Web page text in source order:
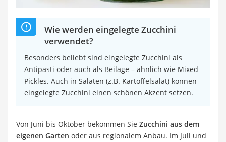
Wie werden eingelegte Zucchini
verwendet?
Besonders beliebt sind eingelegte Zucchini als
Antipasti oder auch als Beilage – ähnlich wie Mixed
Pickles. Auch in Salaten (z.B. Kartoffelsalat) können
eingelegte Zucchini einen schönen Akzent setzen.
Von Juni bis Oktober bekommen Sie Zucchini aus dem
eigenen Garten oder aus regionalem Anbau. Im Juli und